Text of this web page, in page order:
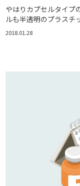
やはりカプセルタイプ
ルも半透明のプラスチ
2018.01.28